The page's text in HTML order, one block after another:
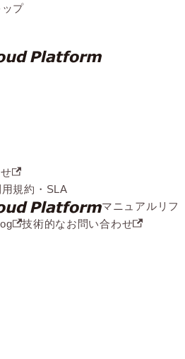
ップ
用規約・SLA
マニュアル リフ
技術的なお問い合わせ